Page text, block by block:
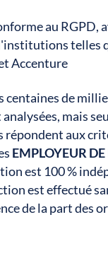
au RGPD,
telles
Accenture
centaines de
mais
répondent aux
EMPLOYEUR
est 100 %
est effectué
de la part des